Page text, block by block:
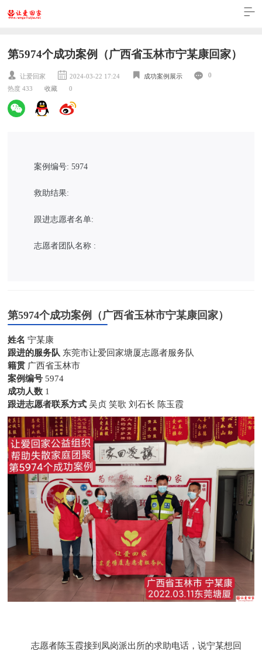
第5974个成功案例（广西省玉林市宁某康回家）
让爱回家 2024-03-22 17:24 成功案例展示
0
热度 433
收藏 0
案例编号: 5974
救助结果:
跟进志愿者名单:
志愿者团队名称 :
第5974个成功案例（广西省玉林市宁某康回家）
姓名 宁某康
跟进的服务队 东莞市让爱回家塘厦志愿者服务队
籍贯 广西省玉林市
案例编号 5974
成功人数 1
跟进志愿者联系方式 吴贞 笑歌 刘石长 陈玉霞
志愿者陈玉霞接到凤岗派出所的求助电话，说宁某想回